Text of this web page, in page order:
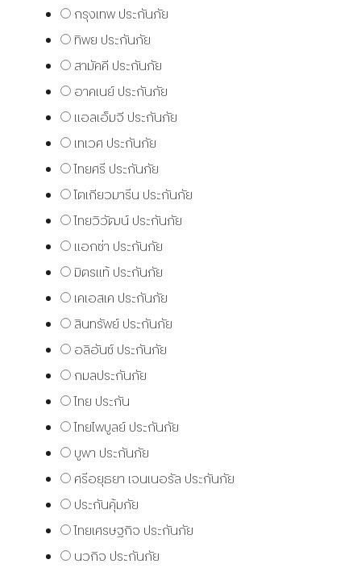
กรุงเทพ ประกันภัย
ทิพย ประกันภัย
สามัคคี ประกันภัย
อาคเนย์ ประกันภัย
แอลเอ็มจี ประกันภัย
เทเวศ ประกันภัย
ไทยศรี ประกันภัย
โตเกียวมารีน ประกันภัย
ไทยวิวัฒน์ ประกันภัย
แอกซ่า ประกันภัย
มิตรแท้ ประกันภัย
เคเอสเค ประกันภัย
สินทรัพย์ ประกันภัย
อลิอันซ์ ประกันภัย
กมลประกันภัย
ไทย ประกัน
ไทยไพบูลย์ ประกันภัย
บูพา ประกันภัย
ศรีอยุธยา เจนเนอรัล ประกันภัย
ประกันคุ้มภัย
ไทยเศรษฐกิจ ประกันภัย
นวกิจ ประกันภัย